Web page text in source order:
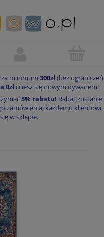
za minimum 300zł(bez ograniczeń
0zł i ciesz się nowym dywanem!
5% rabatu! Rabat zostanie
zamówienia, każdemu klientowi
w sklepie.